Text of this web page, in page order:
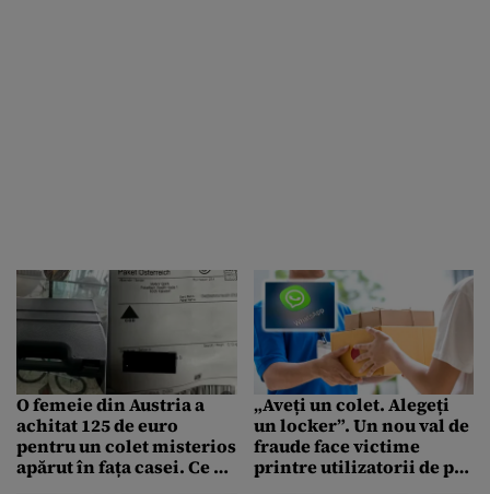
O femeie din Austria a
achitat 125 de euro
pentru un colet misterios
apărut în fața casei. Ce a
„Aveți un colet. Alegeți
un locker”. Un nou val de
fraude face victime
printre utilizatorii de pe